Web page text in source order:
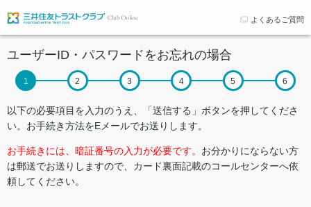
よくあるご質問
ユーザーID・パスワードをお忘れの場合
以下の必要項目を入力のうえ、「送信する」ボタンを押してくださ
い。お手続き方法をEメールでお送りします。
お手続きには、暗証番号の入力が必要です。 お分かりにならない方
は郵送でお送りしますので、カード裏面記載のコールセンターへ依
頼してください。